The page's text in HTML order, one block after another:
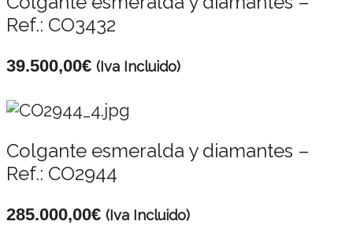
Ref.: CO3432
39.500,00€ (Iva Incluido)
Colgante esmeralda y diamantes –
Ref.: CO2944
285.000,00€ (Iva Incluido)